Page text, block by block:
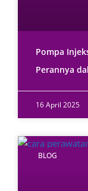
Pompa
Perannya
16 April 2025
BLOG